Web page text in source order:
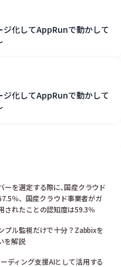
化してAppRunで動かして
化してAppRunで動かして
ーを選定する際に､国産クラウド
％、国産クラウド事業者がガ
されたことの認知度は59.3％
プル監視だけで十分？Zabbixを
を解説
ディング支援AIとして活用する